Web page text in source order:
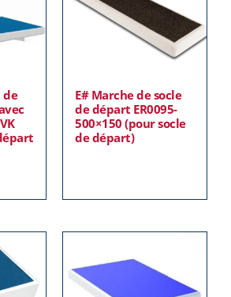
de
E# Marche de socle
de départ ER0095-
500×150 (pour socle
de départ)